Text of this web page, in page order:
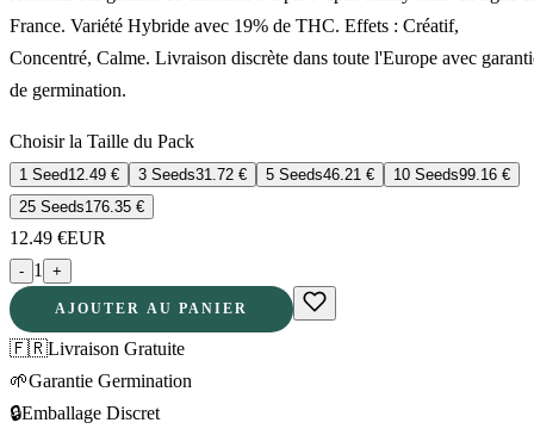
France. Variété Hybride avec 19% de THC. Effets : Créatif,
Concentré, Calme. Livraison discrète dans toute l'Europe avec
de germination.
Choisir la Taille du Pack
1 Seed12.49 € 3 Seeds31.72 € 5 Seeds46.21 € 10 Seeds99.16 €
25 Seeds176.35 €
12.49 €EUR
- 1 +
AJOUTER AU PANIER
🇫🇷Livraison Gratuite
🌱Garantie Germination
🔒Emballage Discret